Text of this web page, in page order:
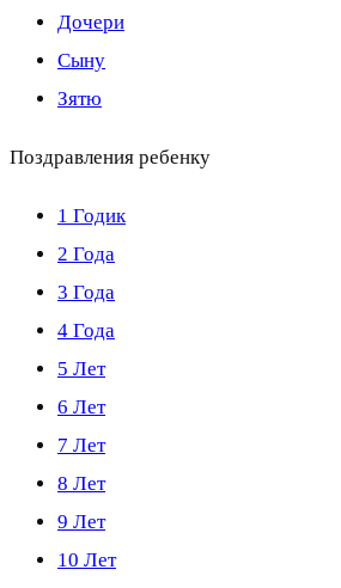
Дочери
Сыну
Зятю
Поздравления ребенку
1 Годик
2 Года
3 Года
4 Года
5 Лет
6 Лет
7 Лет
8 Лет
9 Лет
10 Лет